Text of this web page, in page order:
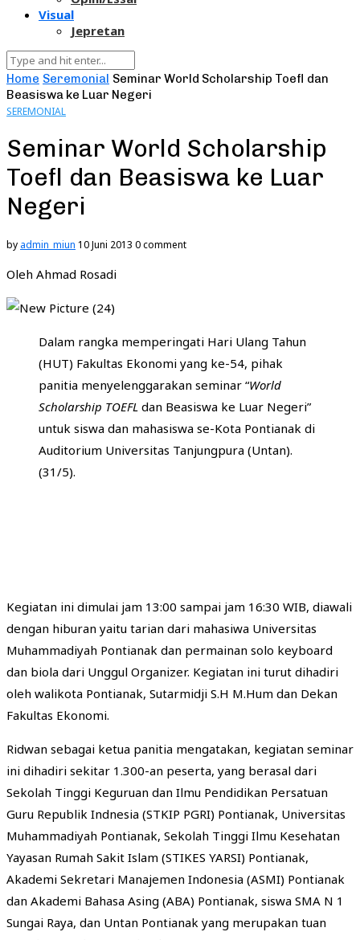
Visual
Jepretan
Home Seremonial Seminar World Scholarship Toefl dan
Beasiswa ke Luar Negeri
SEREMONIAL
Seminar World Scholarship
Toefl dan Beasiswa ke Luar
Negeri
by admin_miun 10 Juni 2013 0 comment
Oleh Ahmad Rosadi
Dalam rangka memperingati Hari Ulang Tahun
(HUT) Fakultas Ekonomi yang ke-54, pihak
panitia menyelenggarakan seminar “World
Scholarship TOEFL dan Beasiswa ke Luar Negeri”
untuk siswa dan mahasiswa se-Kota Pontianak di
Auditorium Universitas Tanjungpura (Untan).
(31/5).
Kegiatan ini dimulai jam 13:00 sampai jam 16:30 WIB, diawali
dengan hiburan yaitu tarian dari mahasiwa Universitas
Muhammadiyah Pontianak dan permainan solo keyboard
dan biola dari Unggul Organizer. Kegiatan ini turut dihadiri
oleh walikota Pontianak, Sutarmidji S.H M.Hum dan Dekan
Fakultas Ekonomi.
Ridwan sebagai ketua panitia mengatakan, kegiatan seminar
ini dihadiri sekitar 1.300-an peserta, yang berasal dari
Sekolah Tinggi Keguruan dan Ilmu Pendidikan Persatuan
Guru Republik Indnesia (STKIP PGRI) Pontianak, Universitas
Muhammadiyah Pontianak, Sekolah Tinggi Ilmu Kesehatan
Yayasan Rumah Sakit Islam (STIKES YARSI) Pontianak,
Akademi Sekretari Manajemen Indonesia (ASMI) Pontianak
dan Akademi Bahasa Asing (ABA) Pontianak, siswa SMA N 1
Sungai Raya, dan Untan Pontianak yang merupakan tuan